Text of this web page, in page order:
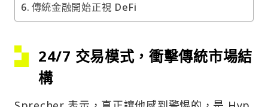
傳統金融開始正視 DeFi
24/7 交易模式，衝擊傳統市場結
構